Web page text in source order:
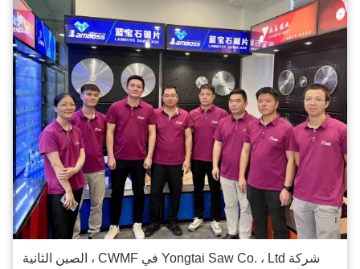
شركة Yongtai Saw Co. ، Ltd في CWMF ، الصين الثانية